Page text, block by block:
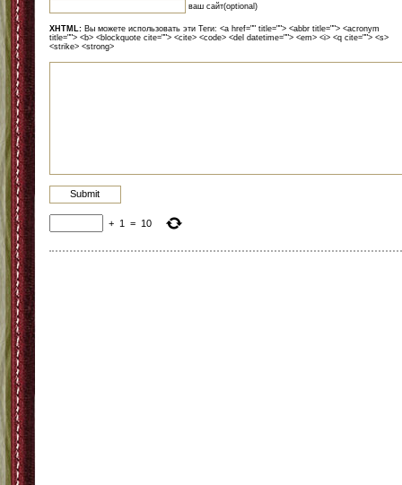
ваш сайт(optional)
XHTML: Вы можете использовать эти Теги: <a href="" title=""> <abbr title=""> <acronym
title=""> <b> <blockquote cite=""> <cite> <code> <del datetime=""> <em> <i> <q cite=""> <s>
<strike> <strong>
+ 1 = 10